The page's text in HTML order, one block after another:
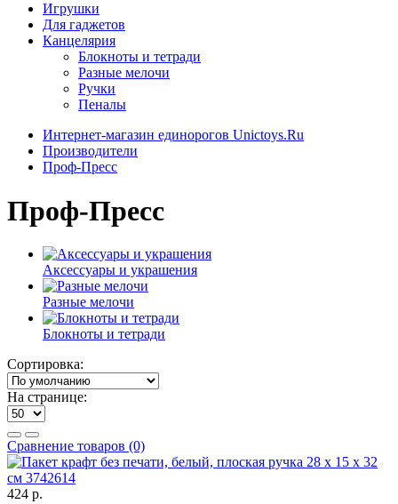
Игрушки
Для гаджетов
Канцелярия
Блокноты и тетради
Разные мелочи
Ручки
Пеналы
Интернет-магазин единорогов Unictoys.Ru
Производители
Проф-Пресс
Проф-Пресс
Аксессуары и украшения
Разные мелочи
Блокноты и тетради
Сортировка:
На странице:
Сравнение товаров (0)
424 р.